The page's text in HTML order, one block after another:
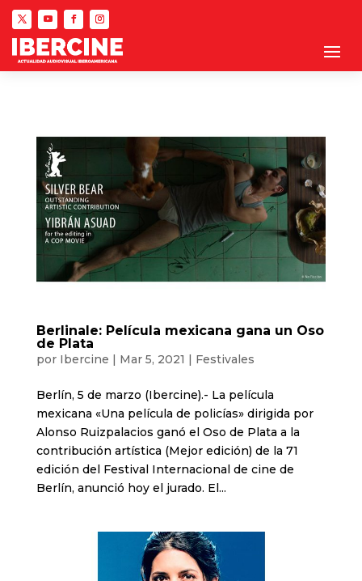
Berlinale: Película mexicana gana un Oso
de Plata
por Ibercine | Mar 5, 2021 | Festivales
Berlín, 5 de marzo (Ibercine).- La película
mexicana «Una película de policías» dirigida por
Alonso Ruizpalacios ganó el Oso de Plata a la
contribución artística (Mejor edición) de la 71
edición del Festival Internacional de cine de
Berlín, anunció hoy el jurado. El...